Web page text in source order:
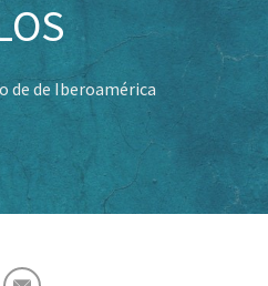
de de Iberoamérica